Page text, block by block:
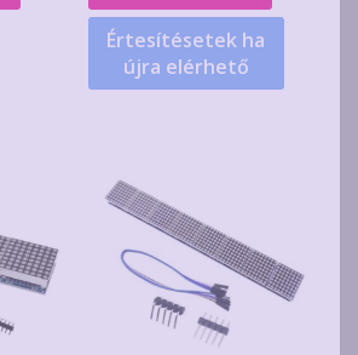
Értesítésetek ha
újra elérhető